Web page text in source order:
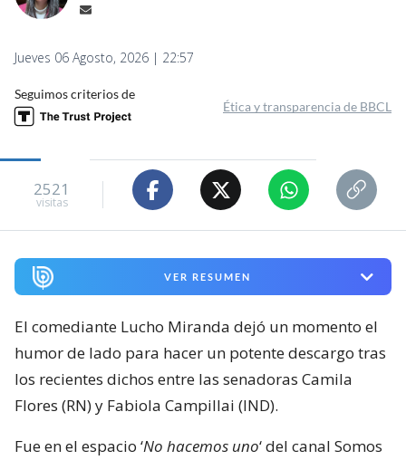
Jueves 06 Agosto, 2026 | 22:57
Seguimos criterios de
Ética y transparencia de BBCL
2521
visitas
VER RESUMEN
El comediante Lucho Miranda dejó un momento el
humor de lado para hacer un potente descargo tras
los recientes dichos entre las senadoras Camila
Flores (RN) y Fabiola Campillai (IND).
Fue en el espacio ‘No hacemos uno‘ del canal Somos